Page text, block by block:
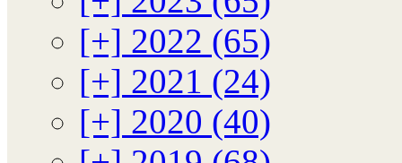
[+] 2022 (65)
[+] 2021 (24)
[+] 2020 (40)